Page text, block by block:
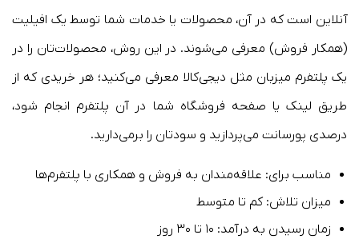
آنلاین است که در آن، محصولات یا خدمات شما توسط یک افیلیت
(همکار فروش) معرفی می‌شوند. در این روش، محصولات‌تان را در
یک پلتفرم میزبان مثل دیجی‌کالا معرفی می‌کنید؛ هر خریدی که از
طریق لینک یا صفحه فروشگاه شما در آن پلتفرم انجام شود،
درصدی پورسانت می‌پردازید و سودتان را برمی‌دارید.
مناسب برای: علاقه‌مندان به فروش و همکاری با پلتفرم‌ها
میزان تلاش: کم تا متوسط
زمان رسیدن به درآمد: ۱۰ تا ۳۰ روز